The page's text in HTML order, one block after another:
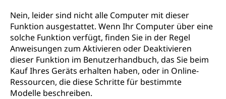
Nein, leider sind nicht alle Computer mit dieser
Funktion ausgestattet. Wenn Ihr Computer über eine
solche Funktion verfügt, finden Sie in der Regel
Anweisungen zum Aktivieren oder Deaktivieren
dieser Funktion im Benutzerhandbuch, das Sie beim
Kauf Ihres Geräts erhalten haben, oder in Online-
Ressourcen, die diese Schritte für bestimmte
Modelle beschreiben.